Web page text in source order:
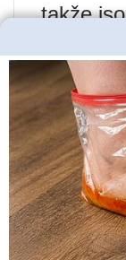
takže
fosfor,
pro
velká
hnilobě
vzlínání
ale na